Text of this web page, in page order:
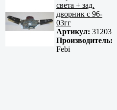
света + зад.
дворник с 96-
03гг
Артикул: 31203
Производитель:
Febi